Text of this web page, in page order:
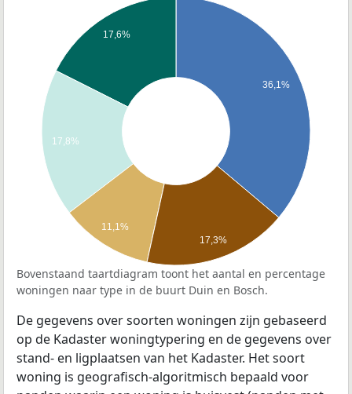
36,1%
17,6%
17,8%
11,1%
17,3%
Bovenstaand taartdiagram toont het aantal en percentage
woningen naar type in de buurt Duin en Bosch.
De gegevens over soorten woningen zijn gebaseerd
op de Kadaster woningtypering en de gegevens over
stand- en ligplaatsen van het Kadaster. Het soort
woning is geografisch-algoritmisch bepaald voor